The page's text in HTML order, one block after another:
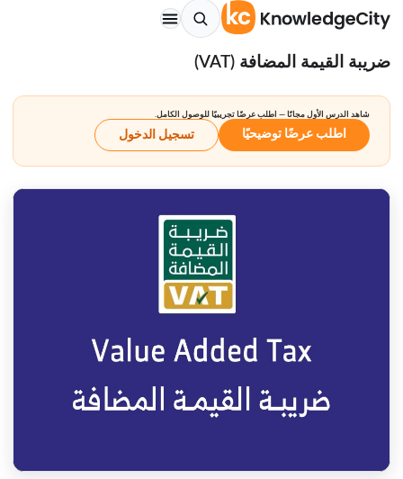
ضريبة القيمة المضافة (VAT)
شاهد الدرس الأول مجانًا — اطلب عرضًا تجريبيًا للوصول الكامل.
اطلب عرضًا توضيحيًا تسجيل الدخول